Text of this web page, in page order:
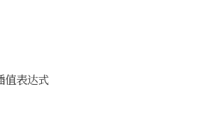
表达式